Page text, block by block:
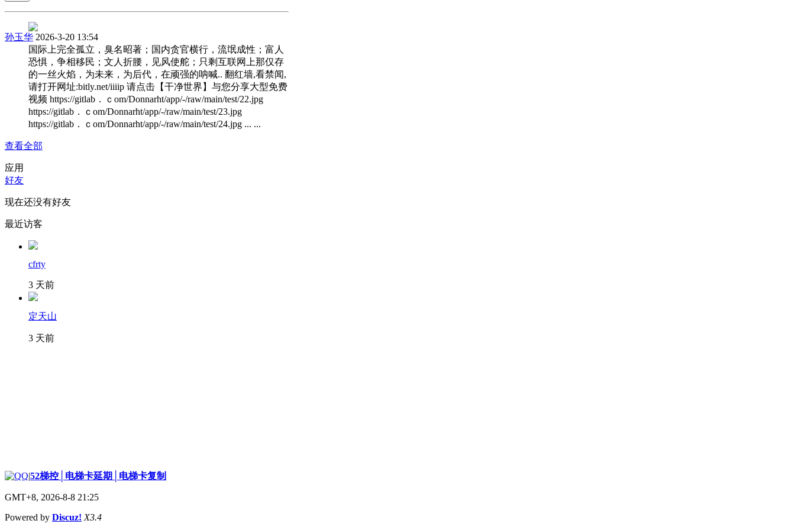
孙玉华 2026-3-20 13:54
国际上完全孤立，臭名昭著；国内贪官横行，流氓成性；富人
恐惧，争相移民；文人折腰，见风使舵；只剩互联网上那仅存
的一丝火焰，为未来，为后代，在顽强的呐喊.. 翻红墙,看禁闻,
请打开网址:bitly.net/iiiip 请点击【干净世界】与您分享大型免费
视频 https://gitlab．ｃom/Donnarht/app/-/raw/main/test/22.jpg
https://gitlab．ｃom/Donnarht/app/-/raw/main/test/23.jpg
https://gitlab．ｃom/Donnarht/app/-/raw/main/test/24.jpg ... ...
查看全部
应用
好友
现在还没有好友
最近访客
cfrty
3 天前
定天山
3 天前
|52梯控│电梯卡延期│电梯卡复制
GMT+8, 2026-8-8 21:25
Powered by Discuz! X3.4